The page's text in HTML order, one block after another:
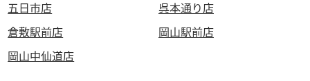
五日市店
呉本通り店
倉敷駅前店
岡山駅前店
岡山中仙道店